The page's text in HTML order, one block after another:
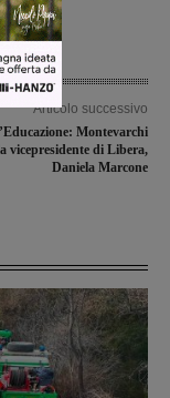
Articolo successivo
Montevarchi
vicepresidente di Libera,
Daniela Marcone